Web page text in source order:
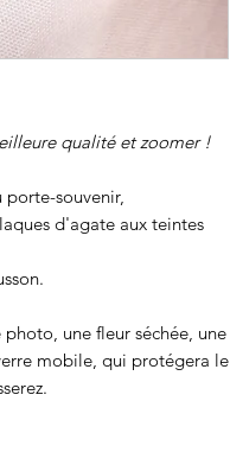
qualité et zoomer !
souvenir,
d'agate aux teintes
une fleur séchée, une
mobile, qui protégera le